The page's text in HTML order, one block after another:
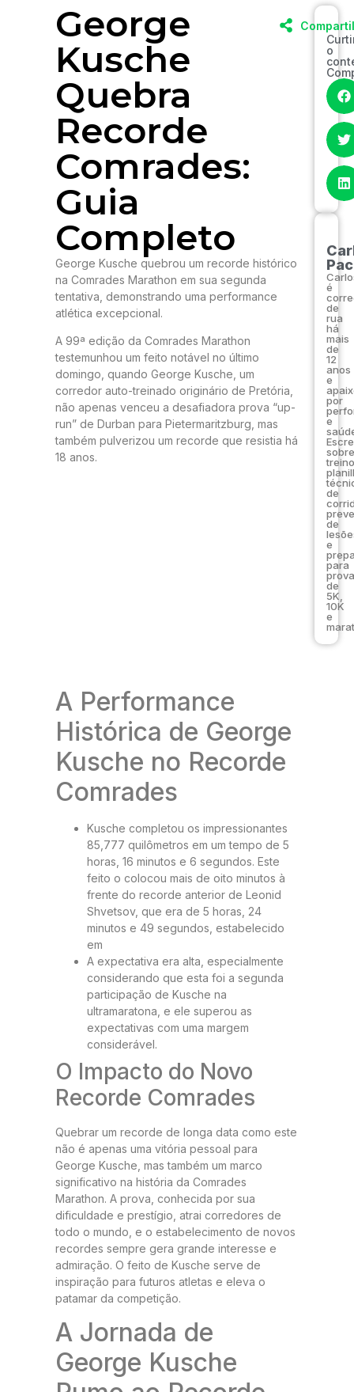
George
Kusche
Quebra
Recorde
Comrades:
Guia
Completo
George Kusche quebrou um recorde histórico
na Comrades Marathon em sua segunda
tentativa, demonstrando uma performance
atlética excepcional.
A 99ª edição da Comrades Marathon
testemunhou um feito notável no último
domingo, quando George Kusche, um
corredor auto-treinado originário de Pretória,
não apenas venceu a desafiadora prova “up-
run” de Durban para Pietermaritzburg, mas
também pulverizou um recorde que resistia há
18 anos.
A Performance
Histórica de George
Kusche no Recorde
Comrades
Kusche completou os impressionantes
85,777 quilômetros em um tempo de 5
horas, 16 minutos e 6 segundos. Este
feito o colocou mais de oito minutos à
frente do recorde anterior de Leonid
Shvetsov, que era de 5 horas, 24
minutos e 49 segundos, estabelecido
em
A expectativa era alta, especialmente
considerando que esta foi a segunda
participação de Kusche na
ultramaratona, e ele superou as
expectativas com uma margem
considerável.
O Impacto do Novo
Recorde Comrades
Quebrar um recorde de longa data como este
não é apenas uma vitória pessoal para
George Kusche, mas também um marco
significativo na história da Comrades
Marathon. A prova, conhecida por sua
dificuldade e prestígio, atrai corredores de
todo o mundo, e o estabelecimento de novos
recordes sempre gera grande interesse e
admiração. O feito de Kusche serve de
inspiração para futuros atletas e eleva o
patamar da competição.
A Jornada de
George Kusche
o
é
de
rua
há
mais
de
12
anos
e
por
e
sobre
de
de
e
para
de
5K,
10K
e